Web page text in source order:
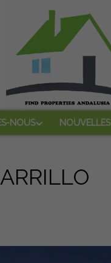
NOUS NOUVELLES